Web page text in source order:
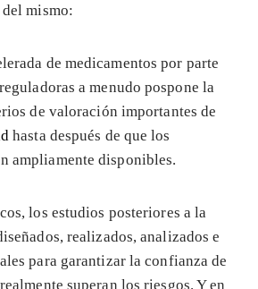
mismo:
de medicamentos por parte
a menudo pospone la
de valoración importantes de
hasta después de que los
ampliamente disponibles.
los estudios posteriores a la
realizados, analizados e
para garantizar la confianza de
superan los riesgos. Y en